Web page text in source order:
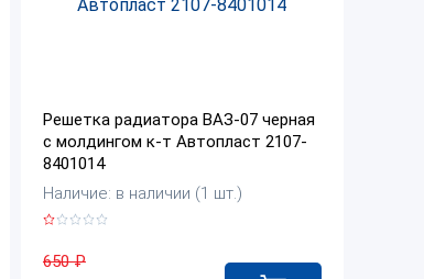
Решетка радиатора ВАЗ-07 черная
с молдингом к-т Автопласт 2107-
8401014
Наличие: в наличии (1 шт.)
650₽